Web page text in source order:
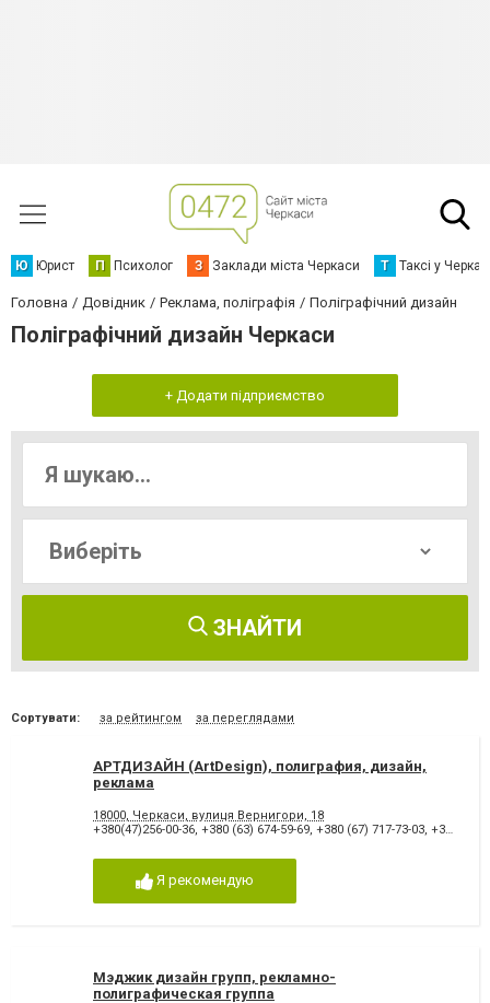
Ю Юрист П Психолог З Заклади міста Черкаси Т Таксі у
Головна Довідник Реклама, поліграфія Поліграфічний дизайн
Поліграфічний дизайн Черкаси
+ Додати підприємство
ЗНАЙТИ
Сортувати: за рейтингом за переглядами
АРТДИЗАЙН (ArtDesign), полиграфия, дизайн,
реклама
18000, Черкаси, вулиця Вернигори, 18
+380(47)256-00-36, +380 (63) 674-59-69, +380 (67) 717-73-03, +380 (472) 56-00-36
Я рекомендую
Мэджик дизайн групп, рекламно-
полиграфическая группа